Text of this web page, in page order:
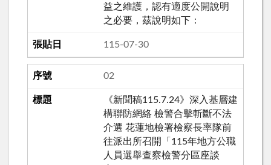
益之維護，認有適度公開說明
之必要，茲說明如下：
115-07-30
02
《新聞稿115.7.24》深入基層建
構聯防網絡 檢警合擊斬斷不法
介選 花蓮地檢署檢察長率隊前
往派出所召開「115年地方公職
人員選舉查察檢警分區座談